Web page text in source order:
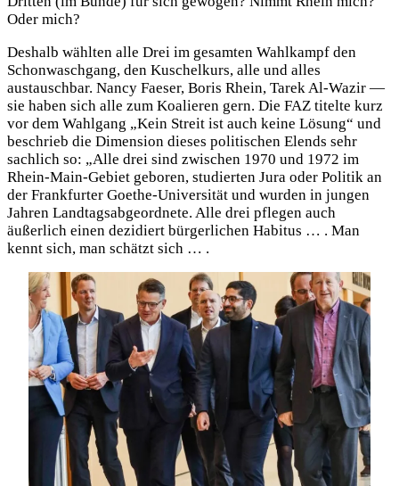
Oder mich?
Deshalb wählten alle Drei im gesamten Wahlkampf den
Schonwaschgang, den Kuschelkurs, alle und alles
austauschbar. Nancy Faeser, Boris Rhein, Tarek Al-Wazir —
sie haben sich alle zum Koalieren gern. Die FAZ titelte kurz
vor dem Wahlgang „Kein Streit ist auch keine Lösung“ und
beschrieb die Dimension dieses politischen Elends sehr
sachlich so: „Alle drei sind zwischen 1970 und 1972 im
Rhein-Main-Gebiet geboren, studierten Jura oder Politik an
der Frankfurter Goethe-Universität und wurden in jungen
Jahren Landtagsabgeordnete. Alle drei pflegen auch
äußerlich einen dezidiert bürgerlichen Habitus … . Man
kennt sich, man schätzt sich … .